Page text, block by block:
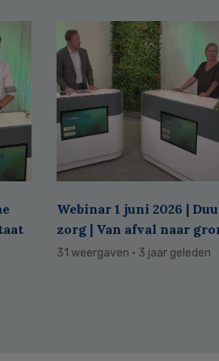
Webinar 1 juni 2026 |
zorg | Van afval naar
31 weergaven · 3 jaar geleden